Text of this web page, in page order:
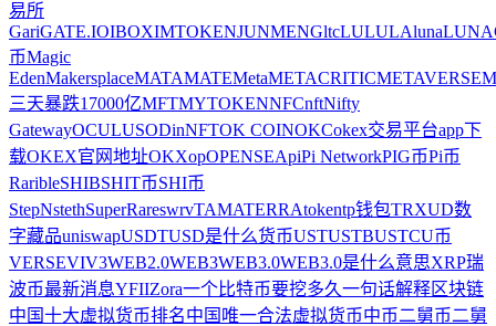
易所
GariGATE.IOIBOXIMTOKENJUNMENGltcLULULAluna
币Magic
EdenMakersplaceMATAMATEMetaMETACRITICMETAVERSE
三天暴跌17000亿MFTMYTOKENNFCnftNifty
GatewayOCULUSODinNFTOK COINOKCokex交易平台app下
载OKEX官网地址OKXopOPENSEApiPi NetworkPIG币Pi币
RaribleSHIBSHIT币SHI币
StepNstethSuperRareswrvTAMATERRAtokentp钱包TRXUD数
字藏品uniswapUSDTUSD是什么货币USTUSTBUSTCU币
VERSEVIV3WEB2.0WEB3WEB3.0WEB3.0是什么意思XRP瑞
波币最新消息YFIIZora一个比特币要挖多久一句话解释区块链
中国十大虚拟货币排名中国唯一合法虚拟货币中币二舅币二舅